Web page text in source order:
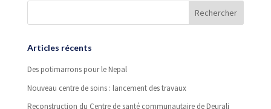
Articles récents
Des potimarrons pour le Nepal
Nouveau centre de soins : lancement des travaux
Reconstruction du Centre de santé communautaire de Deurali